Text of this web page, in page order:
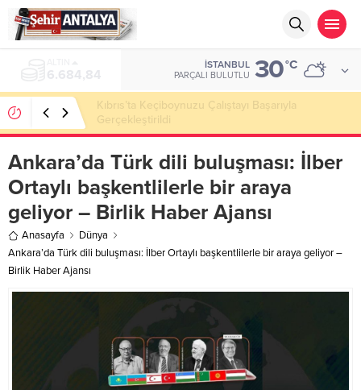
6.684,84
İSTANBUL
PARÇALI BULUTLU 30°C
Kıbrıs’ta Keçiboynuzu Çalıştayı Başarıyla
Gerçekleştirildi
Ankara’da Türk dili buluşması: İlber
Ortaylı başkentlilerle bir araya
geliyor – Birlik Haber Ajansı
Anasayfa
Dünya
Ankara’da Türk dili buluşması: İlber Ortaylı başkentlilerle bir araya geliyor –
Birlik Haber Ajansı